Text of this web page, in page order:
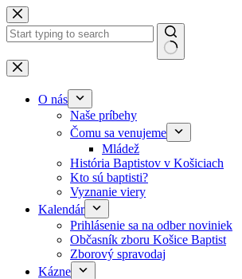
Skip to content
No results
O nás
Naše príbehy
Čomu sa venujeme
Mládež
História Baptistov v Košiciach
Kto sú baptisti?
Vyznanie viery
Kalendár
Prihlásenie sa na odber noviniek
Občasník zboru Košice Baptist
Zborový spravodaj
Kázne